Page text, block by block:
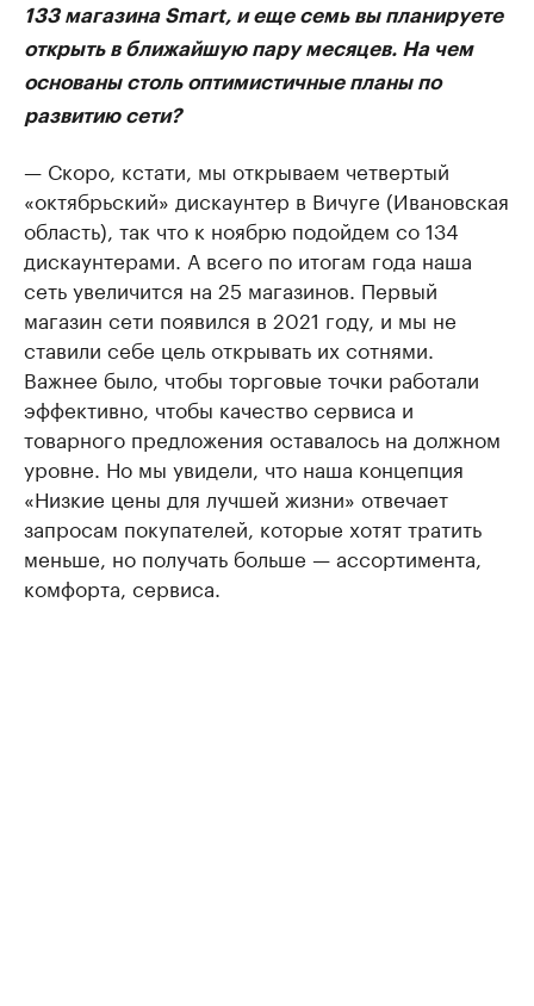
133 магазина Smart, и еще семь вы планируете
открыть в ближайшую пару месяцев. На чем
основаны столь оптимистичные планы по
развитию сети?
— Скоро, кстати, мы открываем четвертый
«октябрьский» дискаунтер в Вичуге (Ивановская
область), так что к ноябрю подойдем со 134
дискаунтерами. А всего по итогам года наша
сеть увеличится на 25 магазинов. Первый
магазин сети появился в 2021 году, и мы не
ставили себе цель открывать их сотнями.
Важнее было, чтобы торговые точки работали
эффективно, чтобы качество сервиса и
товарного предложения оставалось на должном
уровне. Но мы увидели, что наша концепция
«Низкие цены для лучшей жизни» отвечает
запросам покупателей, которые хотят тратить
меньше, но получать больше — ассортимента,
комфорта, сервиса.